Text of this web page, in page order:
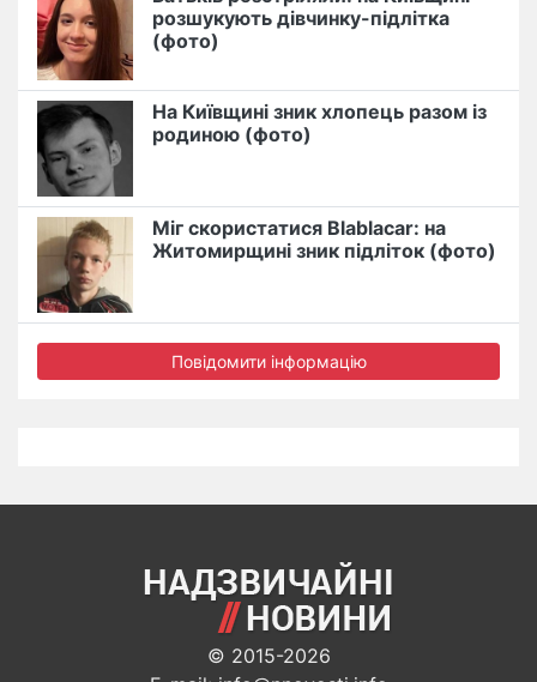
розшукують дівчинку-підлітка
(фото)
На Київщині зник хлопець разом із
родиною (фото)
Міг скористатися Blablacar: на
Житомирщині зник підліток (фото)
Повідомити інформацію
© 2015-2026